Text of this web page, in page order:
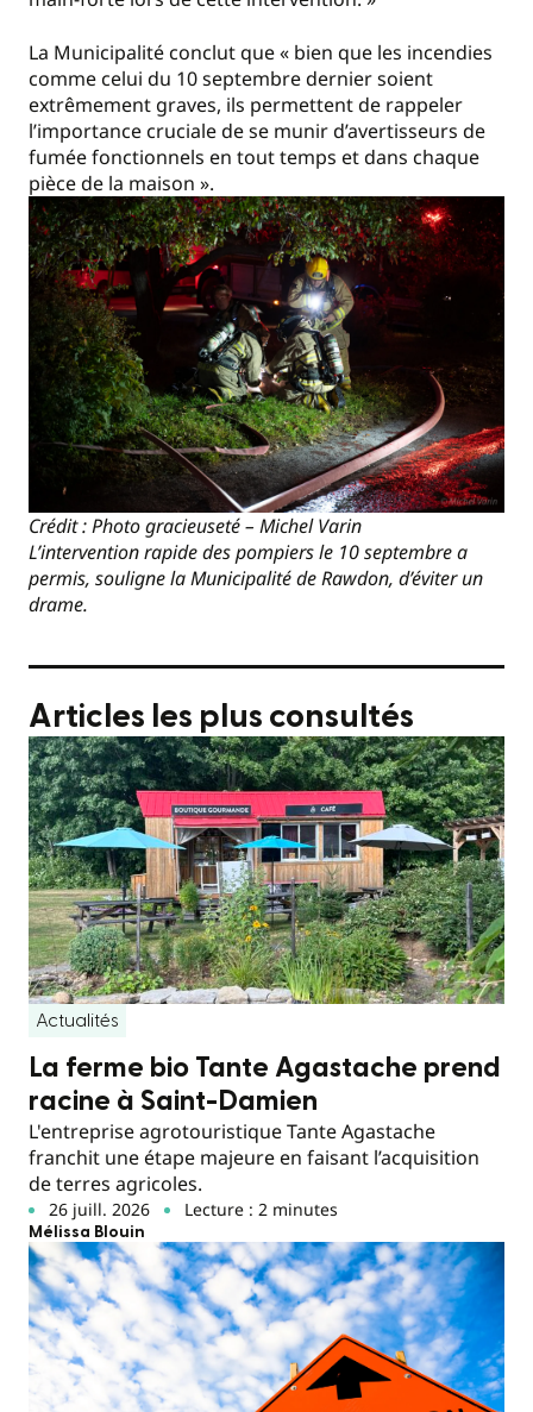
La Municipalité conclut que « bien que les incendies
comme celui du 10 septembre dernier soient
extrêmement graves, ils permettent de rappeler
l’importance cruciale de se munir d’avertisseurs de
fumée fonctionnels en tout temps et dans chaque
pièce de la maison ».
Crédit : Photo gracieuseté – Michel Varin
L’intervention rapide des pompiers le 10 septembre a
permis, souligne la Municipalité de Rawdon, d’éviter un
drame.
Articles les plus consultés
Actualités
La ferme bio Tante Agastache prend
racine à Saint-Damien
L'entreprise agrotouristique Tante Agastache
franchit une étape majeure en faisant l’acquisition
de terres agricoles.
26 juill. 2026 Lecture : 2 minutes
Mélissa Blouin